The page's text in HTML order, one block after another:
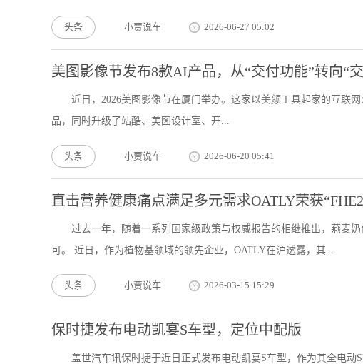
头条 小贾说车 2026-06-27 05:02
美图影像节发布8款AI产品，从“交付功能”转向“
近日，2026美图影像节在厦门举办。这家以美颜工具起家的互联
品，同时升级了站酷、美图设计室、开...
头条 小贾说车 2026-06-20 05:41
直击营养健康痛点满足多元需求OATLY荣获
过去一年，随着一系列国家级政策与权威报告的相继推出，燕麦
可。 近日，作为植物基领域的领先企业，OATLY在沪透露，其...
头条 小贾说车 2026-03-15 15:29
保时捷发布电动凯宴S车型，定位中配版
盖世汽车讯保时捷于近日正式发布电动凯宴S车型，作为其全电